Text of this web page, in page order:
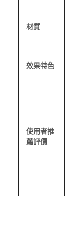
材質
效果特色
使用者推
薦評價